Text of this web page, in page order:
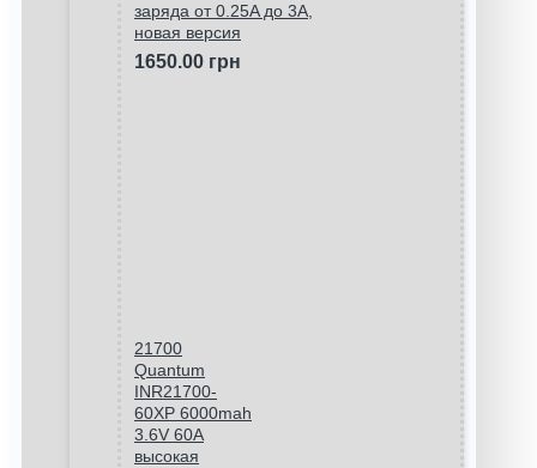
заряда от 0.25A до 3A,
новая версия
1650.00 грн
21700
Quantum
INR21700-
60XP 6000mah
3.6V 60A
высокая